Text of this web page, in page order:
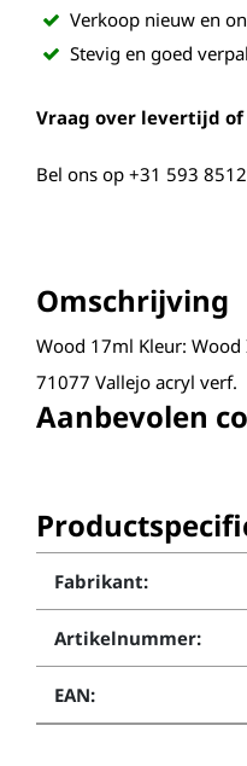
Verkoop nieuw en
Stevig en goed
Vraag over levertijd
Bel ons op +31 593
Omschrijving
Wood 17ml Kleur:
71077 Vallejo acryl verf.
Aanbevolen
Fabrikant:
Artikelnummer:
EAN: